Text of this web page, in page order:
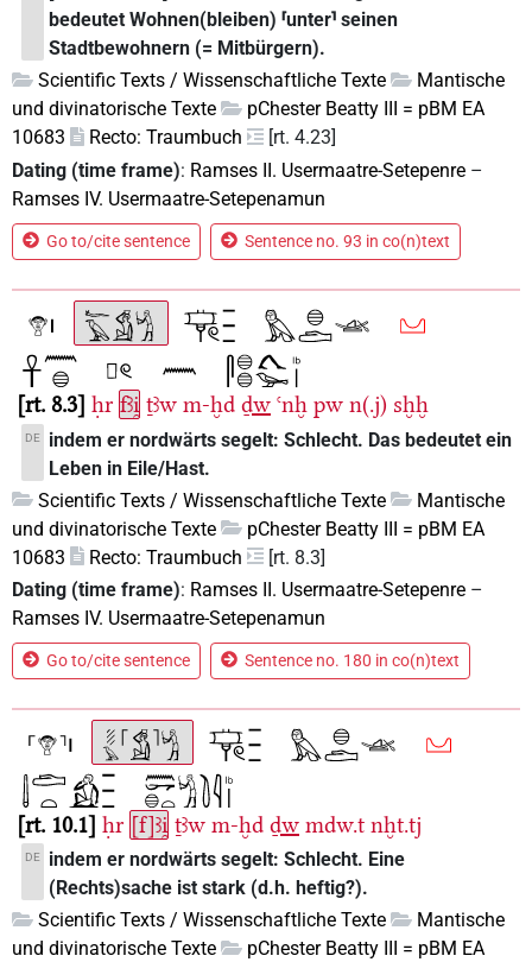
bedeutet Wohnen(bleiben) ⸢unter⸣ seinen
Stadtbewohnern (= Mitbürgern).
Scientific Texts / Wissenschaftliche Texte
Mantische
und divinatorische Texte
pChester Beatty III = pBM EA
10683
Recto: Traumbuch
[rt. 4.23]
Dating (time frame): Ramses II. Usermaatre-Setepenre –
Ramses IV. Usermaatre-Setepenamun
Go to/cite sentence Sentence no. 93 in co(n)text
rt. 8.3 ḥr fꜣi̯ ṯꜣw m-ḫd ḏw ꜥnḫ pw n(.j) sḫḫ
DE
indem er nordwärts segelt: Schlecht. Das bedeutet ein
Leben in Eile/Hast.
Scientific Texts / Wissenschaftliche Texte
Mantische
und divinatorische Texte
pChester Beatty III = pBM EA
10683
Recto: Traumbuch
[rt. 8.3]
Dating (time frame): Ramses II. Usermaatre-Setepenre –
Ramses IV. Usermaatre-Setepenamun
Go to/cite sentence Sentence no. 180 in co(n)text
rt. 10.1 ḥr [f]ꜣi̯ ṯꜣw m-ḫd ḏw mdw.t nḫt.tj
DE
indem er nordwärts segelt: Schlecht. Eine
(Rechts)sache ist stark (d.h. heftig?).
Scientific Texts / Wissenschaftliche Texte
Mantische
und divinatorische Texte
pChester Beatty III = pBM EA